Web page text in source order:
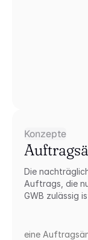
Konzepte
Die
Auftrags, die
GWB zulässig
eine